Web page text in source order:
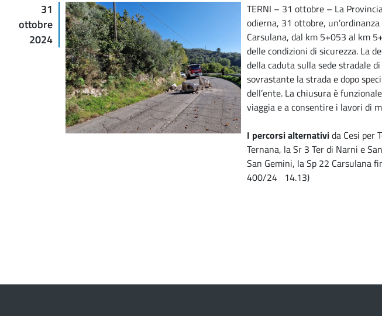
31
ottobre
2024
TERNI – 31 ottobre – La
odierna, 31 ottobre,
Carsulana, dal km 5+053 al km
delle condizioni di sicurezza. La
della caduta sulla sede stradale
sovrastante la strada e dopo
dell’ente. La chiusura è
viaggia e a consentire i lavori di
I percorsi alternativida Cesi per
Ternana, la Sr 3 Ter di Narni e
San Gemini, la Sp 22 Carsulana
400/24 14.13)